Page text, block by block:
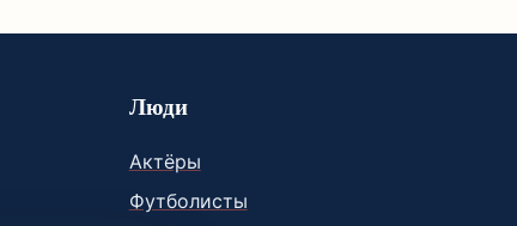
Люди
Актёры
Футболисты